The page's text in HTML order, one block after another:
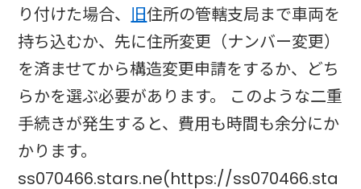
り付けた場合、 旧住所の管轄支局まで車両を
持ち込むか、先に住所変更（ナンバー変更）
を済ませてから構造変更申請をするか、どち
らかを選ぶ必要があります。 このような二重
手続きが発生すると、費用も時間も余分にか
かります。
ss070466.stars.ne(https://ss070466.sta